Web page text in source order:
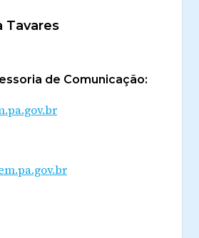
Tavares
de Comunicação: